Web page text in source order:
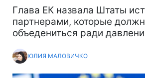
Глава ЕК назвала Штаты
партнерами, которые
объедениться ради
ЮЛИЯ МАЛОВИЧКО